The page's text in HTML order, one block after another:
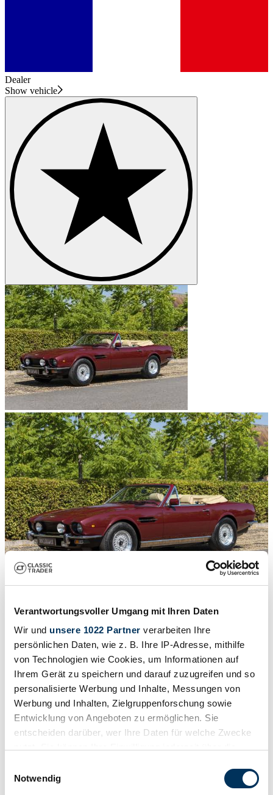
Verantwortungsvoller Umgang mit Ihren Daten
Wir und unsere 1022 Partner verarbeiten Ihre
persönlichen Daten, wie z. B. Ihre IP-Adresse, mithilfe
von Technologien wie Cookies, um Informationen auf
Ihrem Gerät zu speichern und darauf zuzugreifen und so
personalisierte Werbung und Inhalte, Messungen von
Werbung und Inhalten, Zielgruppenforschung sowie
Entwicklung von Angeboten zu ermöglichen. Sie
entscheiden darüber, wer Ihre Daten für welche Zwecke
Trigger Symbol ändern oder widerrufen
Notwendig
Dealer
Show vehicle
/34
1987 | Aston Martin V8 EFi Volante
Aston Martin V8 Volante Series 2 (LHD)
£182,950